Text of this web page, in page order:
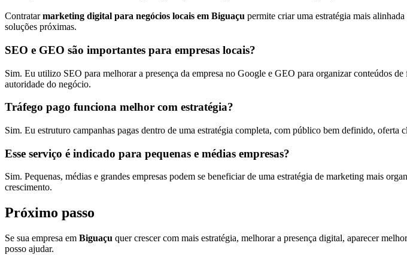
Contratarmarketing digital para negócios locais em Biguaçu permite criar uma estratégia mais
soluções próximas.
SEO e GEO são importantes para empresas locais?
Sim. Eu utilizo SEO para melhorar a presença da empresa no Google e GEO para organizar conteúdos
autoridade do negócio.
Tráfego pago funciona melhor com estratégia?
Sim. Eu estruturo campanhas pagas dentro de uma estratégia completa, com público bem definido,
Esse serviço é indicado para pequenas e médias empresas?
Sim. Pequenas, médias e grandes empresas podem se beneficiar de uma estratégia de marketing mais
crescimento.
Próximo passo
Se sua empresa em Biguaçu quer crescer com mais estratégia, melhorar a presença digital, aparecer
posso ajudar.